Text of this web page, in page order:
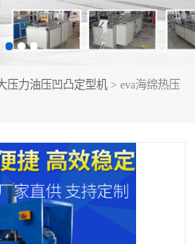
压力油压凹凸定型机 > eva海绵热压
超声波花边机
凹凸压花机压标机
双头服装凹凸压花机
自动超声波打片成型机
海绵产品成型机